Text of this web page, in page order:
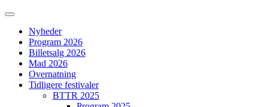
Nyheder
Program 2026
Billetsalg 2026
Mad 2026
Overnatning
Tidligere festivaler
BTTR 2025